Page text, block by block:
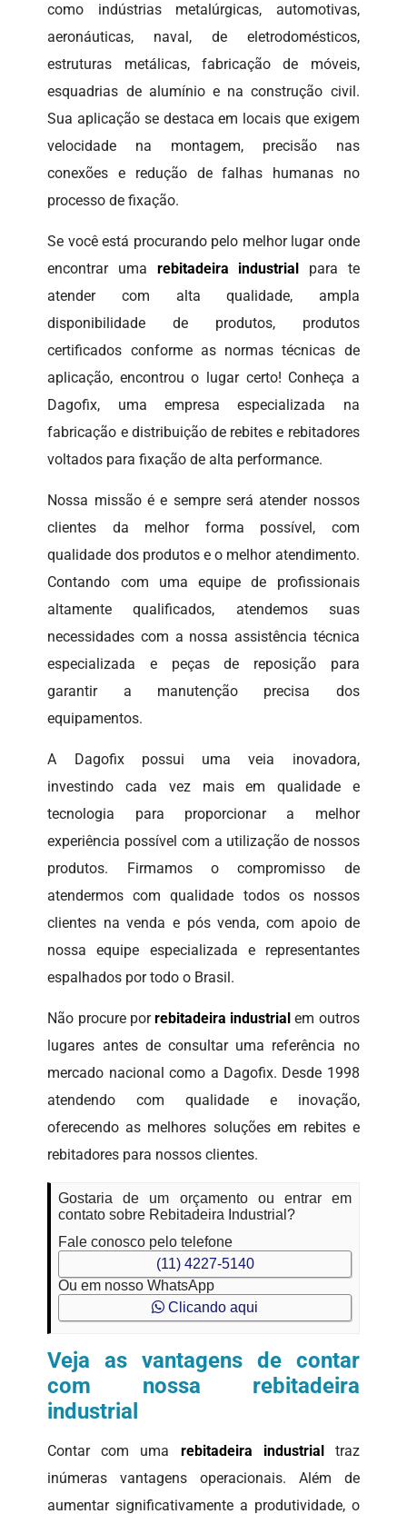
como indústrias metalúrgicas, automotivas,
aeronáuticas, naval, de eletrodomésticos,
estruturas metálicas, fabricação de móveis,
esquadrias de alumínio e na construção civil.
Sua aplicação se destaca em locais que exigem
velocidade na montagem, precisão nas
conexões e redução de falhas humanas no
processo de fixação.
Se você está procurando pelo melhor lugar onde
encontrar uma rebitadeira industrial para te
atender com alta qualidade, ampla
disponibilidade de produtos, produtos
certificados conforme as normas técnicas de
aplicação, encontrou o lugar certo! Conheça a
Dagofix, uma empresa especializada na
fabricação e distribuição de rebites e rebitadores
voltados para fixação de alta performance.
Nossa missão é e sempre será atender nossos
clientes da melhor forma possível, com
qualidade dos produtos e o melhor atendimento.
Contando com uma equipe de profissionais
altamente qualificados, atendemos suas
necessidades com a nossa assistência técnica
especializada e peças de reposição para
garantir a manutenção precisa dos
equipamentos.
A Dagofix possui uma veia inovadora,
investindo cada vez mais em qualidade e
tecnologia para proporcionar a melhor
experiência possível com a utilização de nossos
produtos. Firmamos o compromisso de
atendermos com qualidade todos os nossos
clientes na venda e pós venda, com apoio de
nossa equipe especializada e representantes
espalhados por todo o Brasil.
Não procure porrebitadeira industrial em outros
lugares antes de consultar uma referência no
mercado nacional como a Dagofix. Desde 1998
atendendo com qualidade e inovação,
oferecendo as melhores soluções em rebites e
rebitadores para nossos clientes.
Gostaria de um orçamento ou entrar em
contato sobre Rebitadeira Industrial?
Fale conosco pelo telefone
(11) 4227-5140
Ou em nosso WhatsApp
Clicando aqui
Veja as vantagens de contar
com nossa rebitadeira
industrial
Contar com uma rebitadeira industrialtraz
inúmeras vantagens operacionais. Além de
aumentar significativamente a produtividade, o